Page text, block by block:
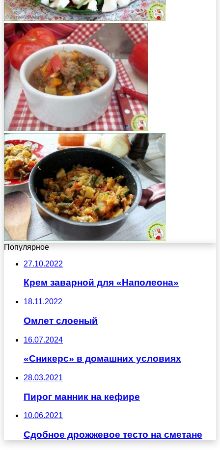
Популярное
27.10.2022
Крем заварной для «Наполеона»
18.11.2022
Омлет слоеный
16.07.2024
«Сникерс» в домашних условиях
28.03.2021
Пирог манник на кефире
10.06.2021
Сдобное дрожжевое тесто на сметане